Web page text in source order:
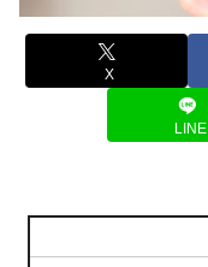
X
LINE